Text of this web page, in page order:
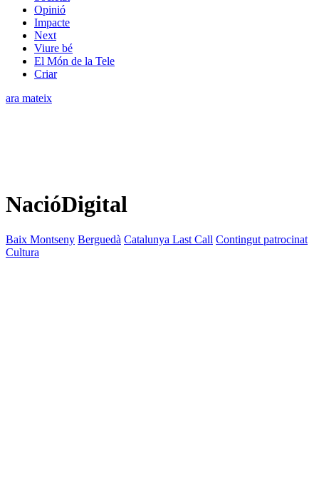
Opinió
Impacte
Next
Viure bé
El Món de la Tele
Criar
ara mateix
NacióDigital
Baix Montseny Berguedà Catalunya Last Call Contingut patrocinat
Cultura